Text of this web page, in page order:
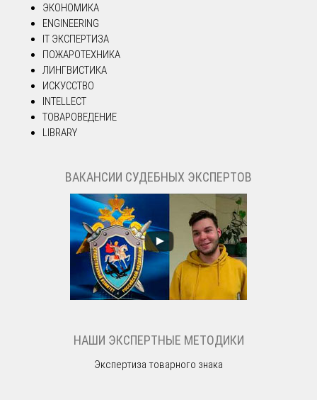
ЭКОНОМИКА
ENGINEERING
IT ЭКСПЕРТИЗА
ПОЖАРОТЕХНИКА
ЛИНГВИСТИКА
ИСКУССТВО
INTELLECT
ТОВАРОВЕДЕНИЕ
LIBRARY
ВАКАНСИИ СУДЕБНЫХ ЭКСПЕРТОВ
НАШИ ЭКСПЕРТНЫЕ МЕТОДИКИ
Экспертиза товарного знака